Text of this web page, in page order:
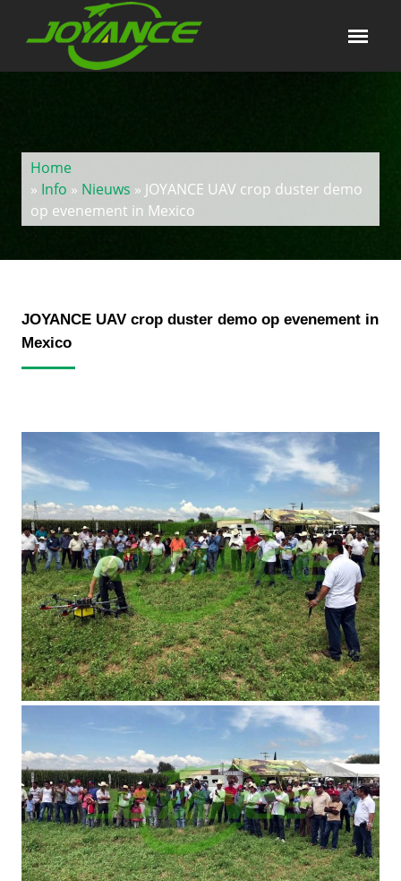
Home
» Info » Nieuws » JOYANCE UAV crop duster demo
op evenement in Mexico
JOYANCE UAV crop duster demo op evenement in
Mexico